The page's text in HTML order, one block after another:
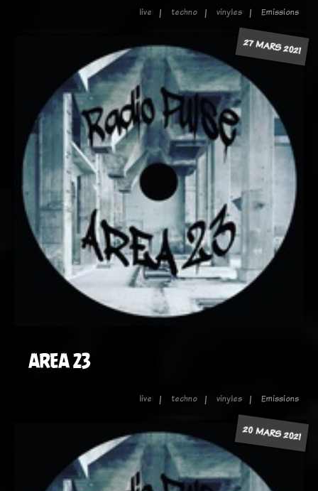
live techno vinyles Emissions
27 MARS 2021
AREA 23
live techno vinyles Emissions
20 MARS 2021